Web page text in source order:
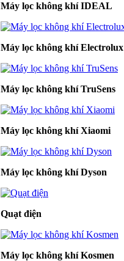
Máy lọc không khí IDEAL
Máy lọc không khí Electrolux
Máy lọc không khí TruSens
Máy lọc không khí Xiaomi
Máy lọc không khí Dyson
Quạt điện
Máy lọc không khí Kosmen